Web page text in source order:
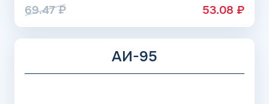
69.47₽ 53.08 ₽
АИ-95